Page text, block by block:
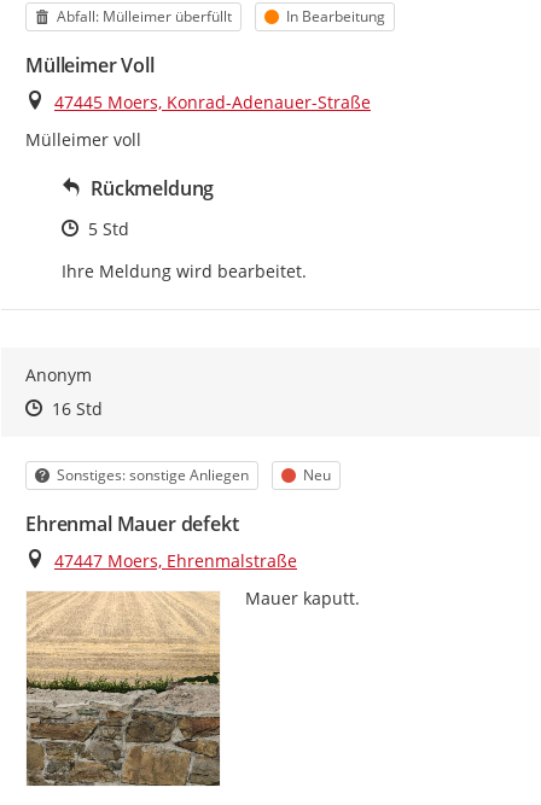
Kategorie
Abfall: Mülleimer überfüllt Status
In Bearbeitung
Mülleimer Voll
Ort
47445 Moers, Konrad-Adenauer-Straße
Mülleimer voll
Rückmeldung
Zeitpunkt des Erstellens
5 Std
Ihre Meldung wird bearbeitet.
Anonym
Zeitpunkt des Erstellens
Zeitpunkt des Erstellens
16 StdZur Äußerung
Kategorie
Sonstiges: sonstige Anliegen Status
Neu
Ehrenmal Mauer defekt
Ort
47447 Moers, Ehrenmalstraße
Mauer kaputt.